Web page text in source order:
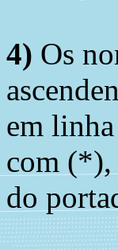
4) Os
em
com (*),
do